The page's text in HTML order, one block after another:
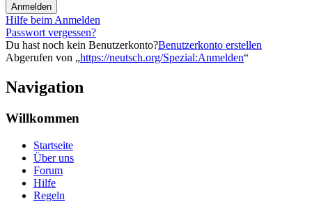
Anmelden
Hilfe beim Anmelden
Passwort vergessen?
Du hast noch kein Benutzerkonto?Benutzerkonto erstellen
Abgerufen von „https://neutsch.org/Spezial:Anmelden“
Navigation
Willkommen
Startseite
Über uns
Forum
Hilfe
Regeln